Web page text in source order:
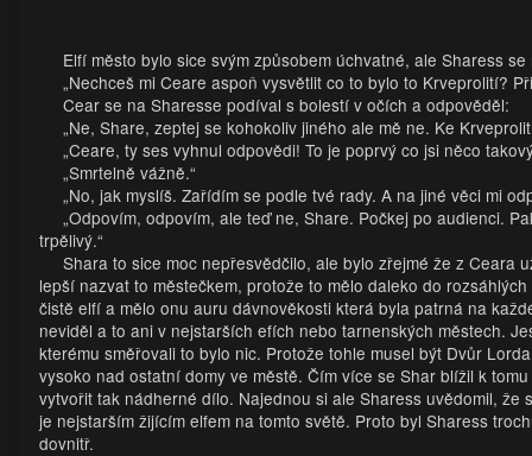
Elfí město bylo sice svým způsobem úchvatné, ale Sharess
„Nechceš mi Ceare aspoň vysvětlit co to bylo to Krveprolití?
Cear se na Sharesse podíval s bolestí v očích a odpověděl:
„Ne, Share, zeptej se kohokoliv jiného ale mě ne. Ke
„Ceare, ty ses vyhnul odpovědi! To je poprvý co jsi něco
„Smrtelně vážně.“
„No, jak myslíš. Zařídím se podle tvé rady. A na jiné věci mi
„Odpovím, odpovím, ale teď ne, Share. Počkej po audienci.
trpělivý.“
Shara to sice moc nepřesvědčilo, ale bylo zřejmé že z Ceara
lepší nazvat to městečkem, protože to mělo daleko do
čistě elfí a mělo onu auru dávnověkosti která byla patrná na
neviděl a to ani v nejstarších efích nebo tarnenských městech.
kterému směřovali to bylo nic. Protože tohle musel být Dvůr
vysoko nad ostatní domy ve městě. Čím více se Shar blížil k
vytvořit tak nádherné dílo. Najednou si ale Sharess uvědomil,
je nejstarším žijícím elfem na tomto světě. Proto byl Sharess
dovnitř.